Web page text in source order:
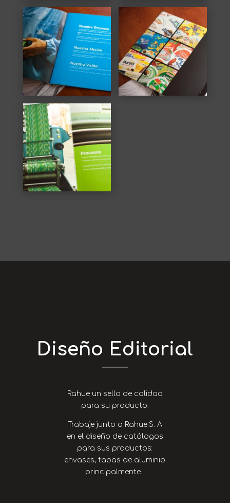
Diseño Editorial
Rahue un sello de calidad
para su producto.
Trabaje junto a Rahue.S. A
en el diseño de catálogos
para sus productos:
envases, tapas de aluminio
principalmente.